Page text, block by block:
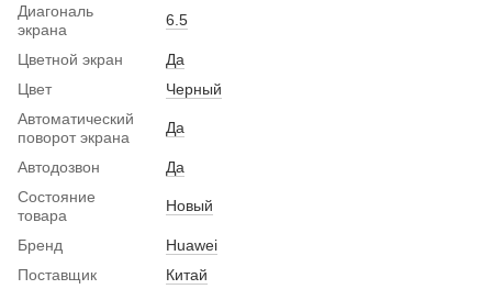
Диагональ
экрана
6.5
Цветной экран
Да
Цвет
Черный
Автоматический
поворот экрана
Да
Автодозвон
Да
Состояние
товара
Новый
Бренд
Huawei
Поставщик
Китай